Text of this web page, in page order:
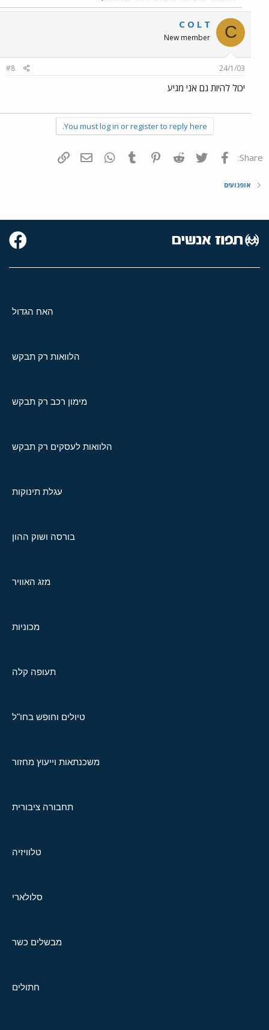
C
C O L T
New member
24/1/03
#8
יכול להיות גם אני מגיע
You must log in or register to reply here.
Share: פייסבוק Twitter
Reddit
Pinterest
Tumblr
WhatsAppדואר אלקטרוני
אופנועים
האח הגדול
הלוואות רק תבקש
מימון רכב רק תבקש
הלוואות לעסקים רק תבקש
עגלת תינוקות
בורסה ושוק ההון
מזג האוויר
מכוניות
תעופה קלה
טיולים וחופש בחו"ל
משכנתאות וייעוץ מחזור
תחבורה ציבורית
טלוויזיה
סלולארי
מבשלים כשר
חתולים